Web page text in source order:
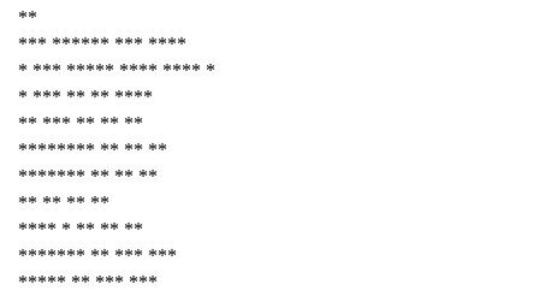
**
*** ****** *** ****
* *** ***** **** **** *
* *** ** ** ****
** *** ** ** **
******** ** ** **
******* ** ** **
** ** ** **
**** * ** ** **
******* ** *** ***
***** ** *** ***